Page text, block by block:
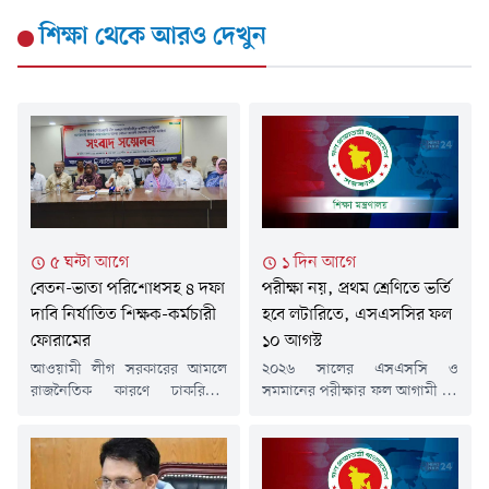
শিক্ষাথেকে আরও দেখুন
৫ ঘন্টা আগে
বেতন-ভাতা পরিশোধসহ ৪ দফা
দাবি নির্যাতিত শিক্ষক-কর্মচারী
ফোরামের
আওয়ামী লীগ সরকারের আমলে
রাজনৈতিক কারণে চাকরিচ্যুত
বকেয়া বেতন-ভাতা পরিশোধ,
চাকরিতে পুনর্বহালসহ চার দফা
দাবি উত্থাপন করেছে বাংলাদেশ
১ দিন আগে
পরীক্ষা নয়, প্রথম শ্রেণিতে ভর্তি
হবে লটারিতে, এসএসসির ফল
১০ আগস্ট
২০২৬ সালের এসএসসি ও
সমমানের পরীক্ষার ফল আগামী ১০
জানিয়েছে শিক্ষা মন্ত্রণালয়।এছাড়া
আগামী ২০২৭ শিক্ষাবর্ষ থেকে প্রথম
শ্রেণিতে ভর্তি পরীক্ষার ব্যবস্থা